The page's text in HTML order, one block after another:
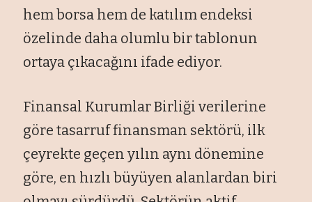
hem borsa hem de katılım endeksi
özelinde daha olumlu bir tablonun
ortaya çıkacağını ifade ediyor.
Finansal Kurumlar Birliği verilerine
göre tasarruf finansman sektörü, ilk
çeyrekte geçen yılın aynı dönemine
göre, en hızlı büyüyen alanlardan biri